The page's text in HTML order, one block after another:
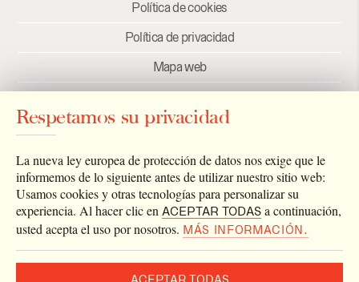
Política de cookies
Política de privacidad
Mapa web
Enlaces
Newsletter
Respetamos su privacidad
La nueva ley europea de protección de datos nos exige que le
informemos de lo siguiente antes de utilizar nuestro sitio web:
Usamos cookies y otras tecnologías para personalizar su
experiencia. Al hacer clic en ACEPTAR TODAS a continuación,
usted acepta el uso por nosotros. MÁS INFORMACIÓN.